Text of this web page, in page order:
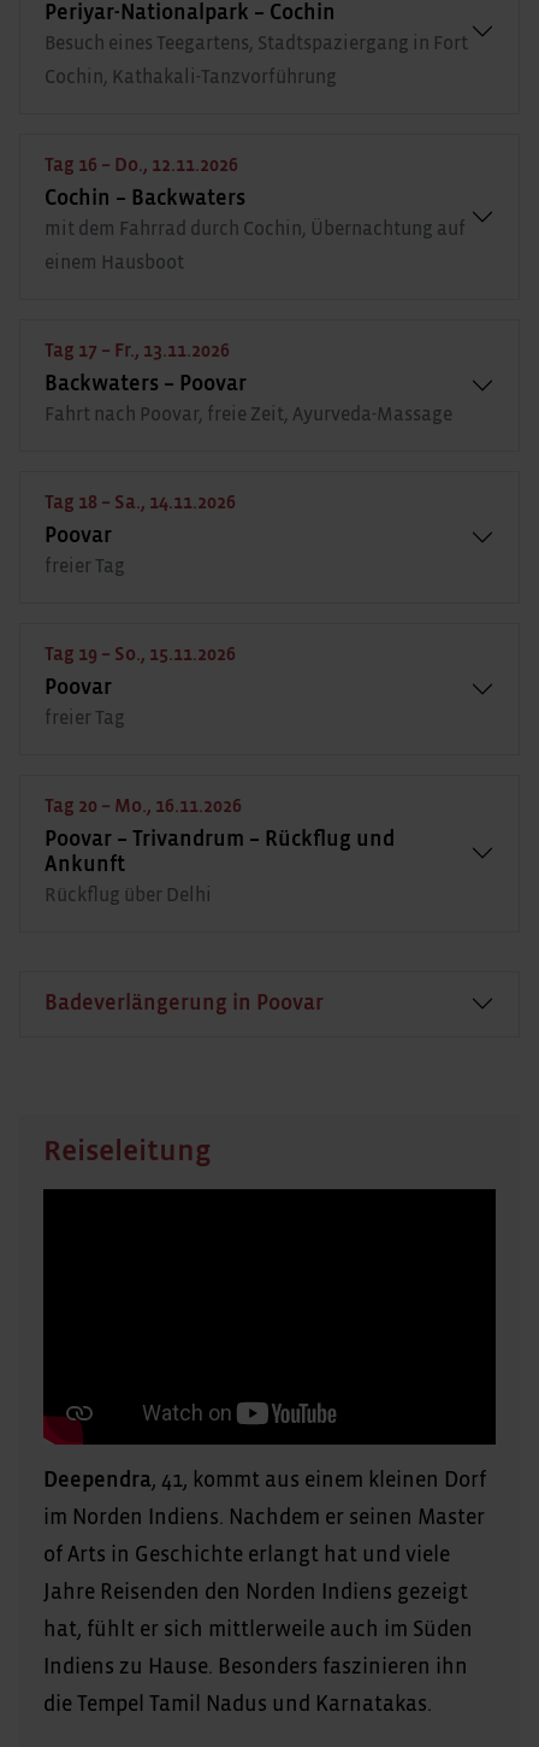
Periyar-Nationalpark – Cochin
Besuch eines Teegartens, Stadtspaziergang in Fort
Cochin, Kathakali-Tanzvorführung
Tag 16 – Do., 12.11.2026
Cochin – Backwaters
mit dem Fahrrad durch Cochin, Übernachtung auf
einem Hausboot
Tag 17 – Fr., 13.11.2026
Backwaters – Poovar
Fahrt nach Poovar, freie Zeit, Ayurveda-Massage
Tag 18 – Sa., 14.11.2026
Poovar
freier Tag
Tag 19 – So., 15.11.2026
Poovar
freier Tag
Tag 20 – Mo., 16.11.2026
Poovar – Trivandrum – Rückflug und
Ankunft
Rückflug über Delhi
Badeverlängerung in Poovar
Reiseleitung
Deependra, 41, kommt aus einem kleinen Dorf
im Norden Indiens. Nachdem er seinen Master
of Arts in Geschichte erlangt hat und viele
Jahre Reisenden den Norden Indiens gezeigt
hat, fühlt er sich mittlerweile auch im Süden
Indiens zu Hause. Besonders faszinieren ihn
die Tempel Tamil Nadus und Karnatakas.